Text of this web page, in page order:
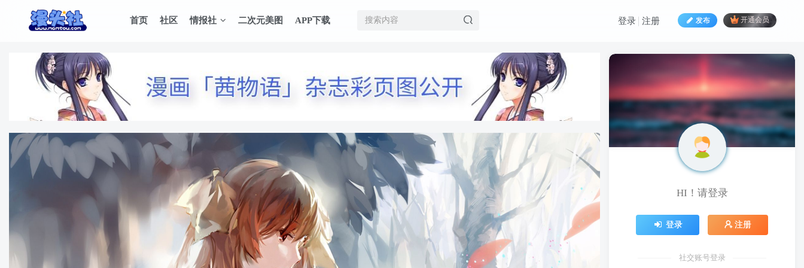
首页 社区 情报社 二次元美图 APP下载 发布 开通会员
登录 注册
HI！请登录
登录 注册
社交账号登录
HI！请登录
登录 注册
社交账号登录